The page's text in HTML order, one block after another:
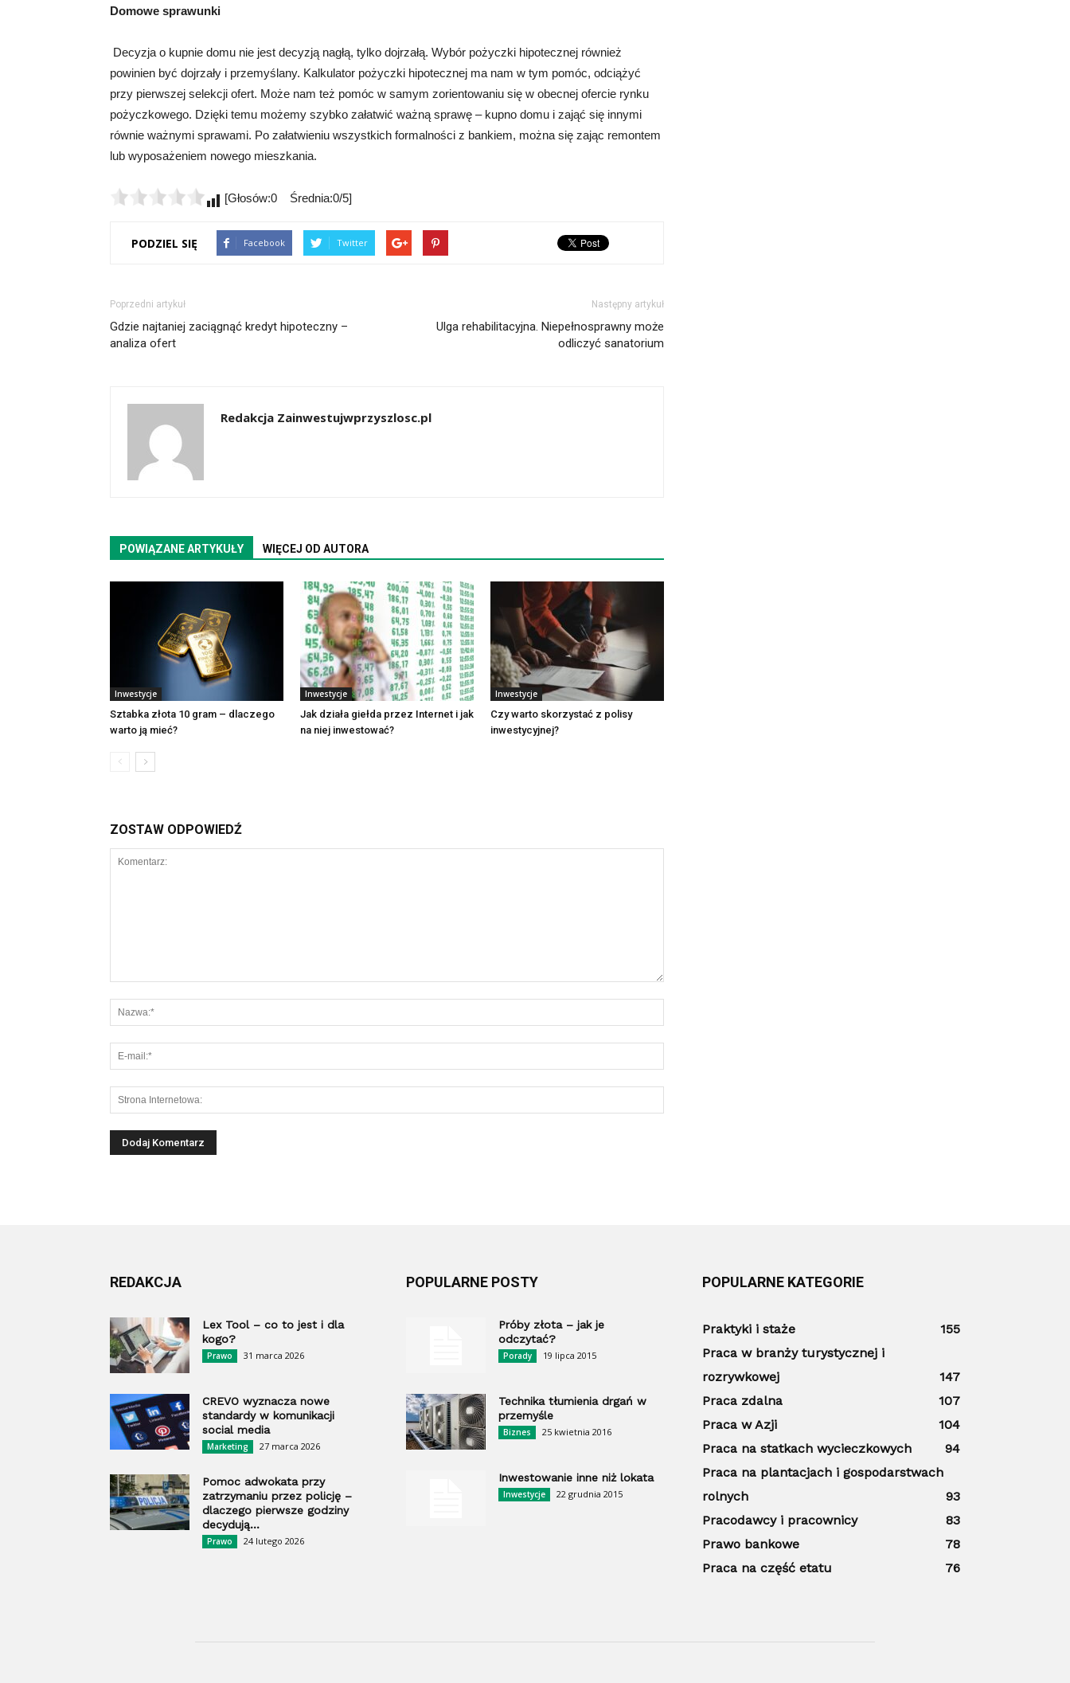
Domowe sprawunki
Decyzja o kupnie domu nie jest decyzją nagłą, tylko dojrzałą. Wybór pożyczki hipotecznej również
powinien być dojrzały i przemyślany. Kalkulator pożyczki hipotecznej ma nam w tym pomóc, odciążyć
przy pierwszej selekcji ofert. Może nam też pomóc w samym zorientowaniu się w obecnej ofercie rynku
pożyczkowego. Dzięki temu możemy szybko załatwić ważną sprawę – kupno domu i zająć się innymi
równie ważnymi sprawami. Po załatwieniu wszystkich formalności z bankiem, można się zając remontem
lub wyposażeniem nowego mieszkania.
[Głosów:0 Średnia:0/5]
PODZIEL SIĘ Facebook Twitter
Poprzedni artykuł
Gdzie najtaniej zaciągnąć kredyt hipoteczny –
analiza ofert
Następny artykuł
Ulga rehabilitacyjna. Niepełnosprawny może
odliczyć sanatorium
Redakcja Zainwestujwprzyszlosc.pl
POWIĄZANE ARTYKUŁY WIĘCEJ OD AUTORA
Inwestycje
Sztabka złota 10 gram – dlaczego
warto ją mieć?
Inwestycje
Jak działa giełda przez Internet i jak
na niej inwestować?
Inwestycje
Czy warto skorzystać z polisy
inwestycyjnej?
ZOSTAW ODPOWIEDŹ
REDAKCJA
Lex Tool – co to jest i dla
kogo?
Prawo 31 marca 2026
CREVO wyznacza nowe
standardy w komunikacji
social media
Marketing 27 marca 2026
Pomoc adwokata przy
zatrzymaniu przez policję –
dlaczego pierwsze godziny
decydują...
Prawo 24 lutego 2026
POPULARNE POSTY
Próby złota – jak je
odczytać?
Porady 19 lipca 2015
Technika tłumienia drgań w
przemyśle
Biznes 25 kwietnia 2016
Inwestowanie inne niż lokata
Inwestycje 22 grudnia 2015
POPULARNE KATEGORIE
Praktyki i staże
155
Praca w branży turystycznej i
rozrywkowej
147
Praca zdalna
107
Praca w Azji
104
Praca na statkach wycieczkowych
94
Praca na plantacjach i gospodarstwach
rolnych
93
Pracodawcy i pracownicy
83
Prawo bankowe
78
Praca na część etatu
76